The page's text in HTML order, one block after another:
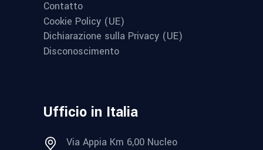
Contatto
Cookie Policy (UE)
Dichiarazione sulla Privacy (UE)
Disconoscimento
Ufficio in Italia
Via Appia Km 6,00 Nucleo